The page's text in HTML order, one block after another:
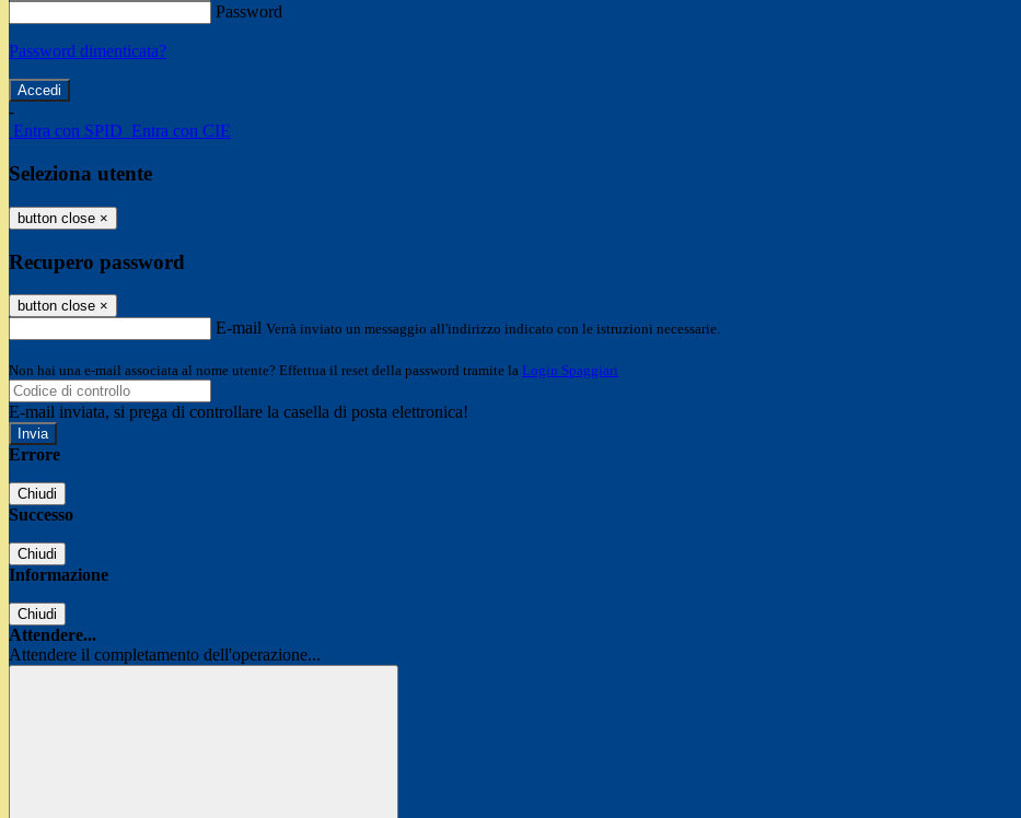
Password
Password dimenticata?
-
Entra con SPID Entra con CIE
Seleziona utente
button close ×
Recupero password
button close ×
E-mail Verrà inviato un messaggio all'indirizzo indicato con le istruzioni necessarie.
Non hai una e-mail associata al nome utente? Effettua il reset della password tramite la Login Spaggiari
E-mail inviata, si prega di controllare la casella di posta elettronica!
Errore
Chiudi
Successo
Chiudi
Informazione
Chiudi
Attendere...
Attendere il completamento dell'operazione...